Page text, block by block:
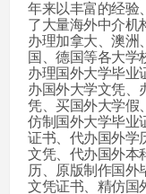
年来以丰富的经验
了大量海外中介机
办理加拿大、澳洲
国、德国等各大学
办理国外大学毕业
办国外大学文凭、
凭、买国外大学假
仿制国外大学毕业
证书、代办国外学
文凭、代办国外本
历、原版制作国外
文凭证书、精仿国